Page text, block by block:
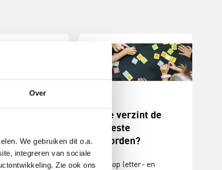
Over
We gebruiken dit o.a.
integreren van sociale
Zie ook ons
Wie verzint de
meeste
woorden?
Gek op letter- en